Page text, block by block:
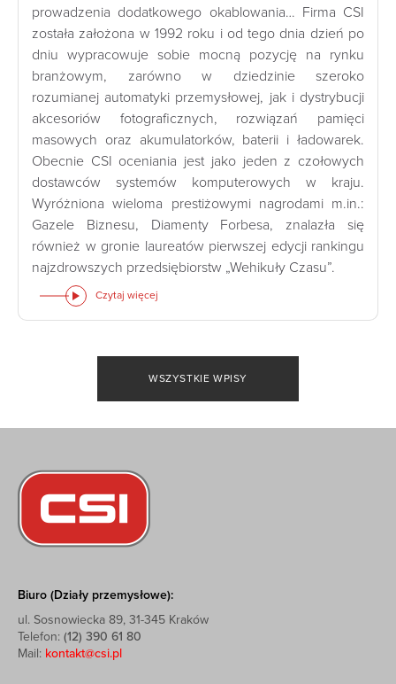
prowadzenia dodatkowego okablowania… Firma CSI
została założona w 1992 roku i od tego dnia dzień po
dniu wypracowuje sobie mocną pozycję na rynku
branżowym, zarówno w dziedzinie szeroko
rozumianej automatyki przemysłowej, jak i dystrybucji
akcesoriów fotograficznych, rozwiązań pamięci
masowych oraz akumulatorków, baterii i ładowarek.
Obecnie CSI oceniania jest jako jeden z czołowych
dostawców systemów komputerowych w kraju.
Wyróżniona wieloma prestiżowymi nagrodami m.in.:
Gazele Biznesu, Diamenty Forbesa, znalazła się
również w gronie laureatów pierwszej edycji rankingu
najzdrowszych przedsiębiorstw „Wehikuły Czasu”.
Czytaj więcej
WSZYSTKIE WPISY
Biuro (Działy przemysłowe):
ul. Sosnowiecka 89, 31-345 Kraków
Telefon: (12) 390 61 80
Mail: kontakt@csi.pl